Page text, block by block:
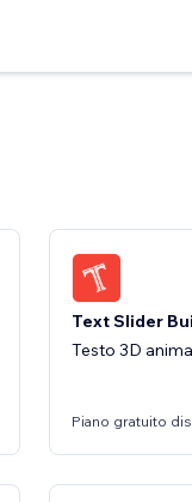
Text Slider
Testo 3D
Piano gratuito